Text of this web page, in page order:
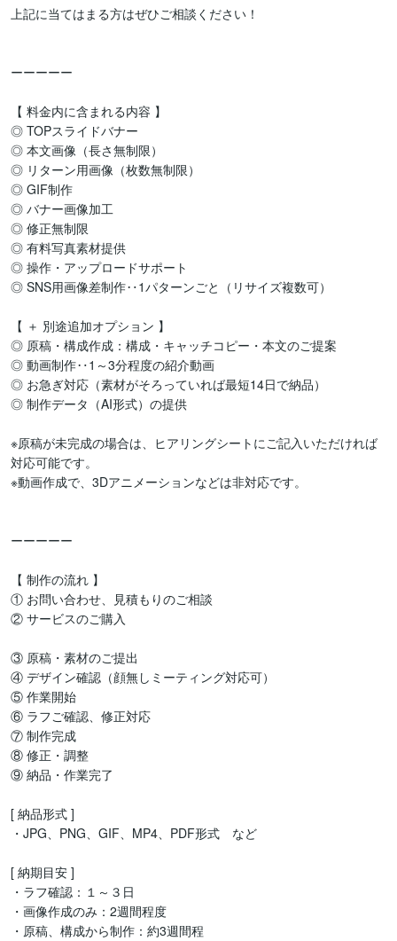
上記に当てはまる方はぜひご相談ください！
ーーーーー
【 料金内に含まれる内容 】
◎ TOPスライドバナー
◎ 本文画像（長さ無制限）
◎ リターン用画像（枚数無制限）
◎ GIF制作
◎ バナー画像加工
◎ 修正無制限
◎ 有料写真素材提供
◎ 操作・アップロードサポート
◎ SNS用画像差制作‥1パターンごと（リサイズ複数可）
【 ＋ 別途追加オプション 】
◎ 原稿・構成作成：構成・キャッチコピー・本文のご提案
◎ 動画制作‥1～3分程度の紹介動画
◎ お急ぎ対応（素材がそろっていれば最短14日で納品）
◎ 制作データ（AI形式）の提供
※原稿が未完成の場合は、ヒアリングシートにご記入いただければ
対応可能です。
※動画作成で、3Dアニメーションなどは非対応です。
ーーーーー
【 制作の流れ 】
① お問い合わせ、見積もりのご相談
② サービスのご購入
③ 原稿・素材のご提出
④ デザイン確認（顔無しミーティング対応可）
⑤ 作業開始
⑥ ラフご確認、修正対応
⑦ 制作完成
⑧ 修正・調整
⑨ 納品・作業完了
[ 納品形式 ]
・JPG、PNG、GIF、MP4、PDF形式　など
[ 納期目安 ]
・ラフ確認：１～３日
・画像作成のみ：2週間程度
・原稿、構成から制作：約3週間程